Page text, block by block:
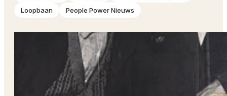
Loopbaan
People Power Nieuws